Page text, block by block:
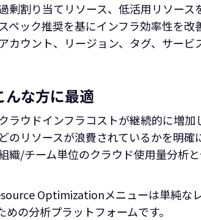
剰割り当てリソース、低活用リソー
スペック推奨を基にインフラ効率性を改
アカウント、リージョン、タグ、サー
んな方に最適
クラウドインフラコストが継続的に増加
どのリソースが浪費されているかを明
織/チーム単位のクラウド使用量分析
Optimizationメニューは単純な
めの分析プラットフォームです。